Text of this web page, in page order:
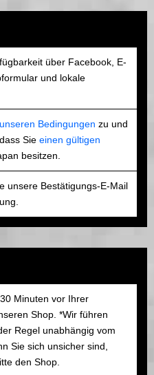
über Facebook, E-
und lokale
unseren Bedingungen zu und
Sie einen gültigen
besitzen.
unsere Bestätigungs-E-Mail
Minuten vor Ihrer
Shop. *Wir führen
Regel unabhängig vom
Sie sich unsicher sind,
den Shop.